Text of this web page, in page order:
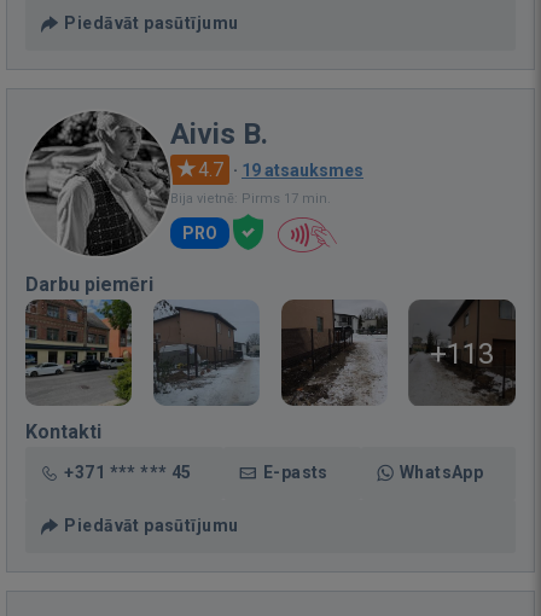
Piedāvāt pasūtījumu
Aivis B.
4.7 · 19 atsauksmes
Bija vietnē: Pirms 17 min.
PRO
Darbu piemēri
+113
Kontakti
+371 *** *** 45 E-pasts WhatsApp
Piedāvāt pasūtījumu